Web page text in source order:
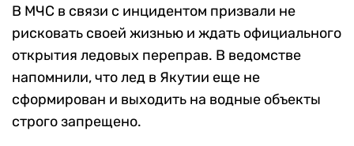
В МЧС в связи с инцидентом призвали не
рисковать своей жизнью и ждать официального
открытия ледовых переправ. В ведомстве
напомнили, что лед в Якутии еще не
сформирован и выходить на водные объекты
строго запрещено.